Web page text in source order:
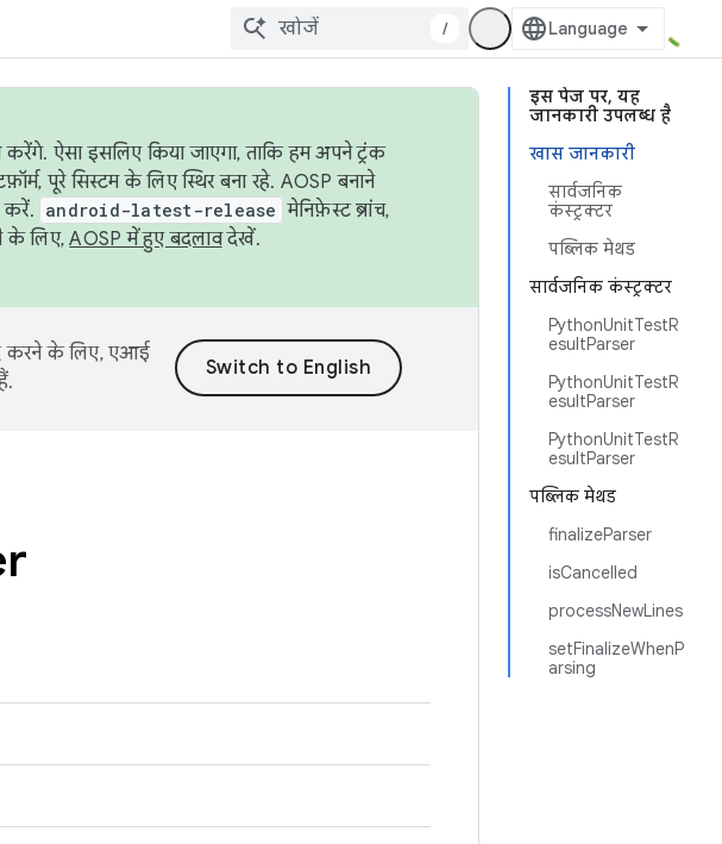
/
इस पेज पर, यह
जानकारी उपलब्ध है
खास जानकारी
सार्वजनिक
कंस्ट्रक्टर
पब्लिक मेथड
सार्वजनिक कंस्ट्रक्टर
PythonUnitTestR
esultParser
PythonUnitTestR
esultParser
PythonUnitTestR
esultParser
पब्लिक मेथड
finalizeParser
isCancelled
processNewLines
setFinalizeWhenP
arsing
ऐसा इसलिए किया जाएगा, ताकि हम अपने ट्रंक
पूरे सिस्टम के लिए स्थिर बना रहे. AOSP बनाने
करें. android-latest-release मेनिफ़ेस्ट ब्रांच,
के लिए,AOSP में हुए बदलावदेखें.
करने के लिए, एआई